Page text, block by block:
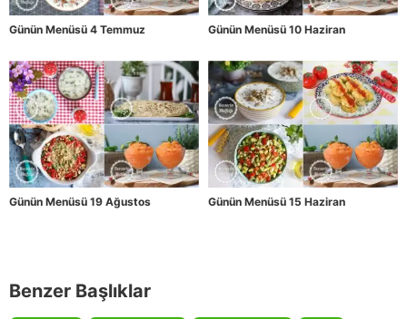
Günün Menüsü 4 Temmuz Günün Menüsü 10 Haziran
Günün Menüsü 19 Ağustos Günün Menüsü 15 Haziran
Benzer Başlıklar